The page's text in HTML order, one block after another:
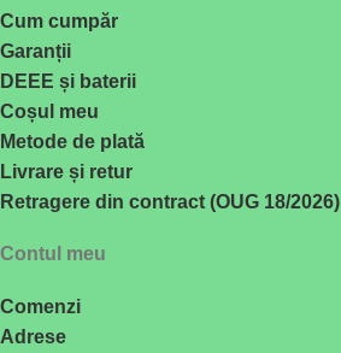
Cum cumpăr
Garanții
DEEE și baterii
Coșul meu
Metode de plată
Livrare și retur
Retragere din contract (OUG 18/2026)
Contul meu
Comenzi
Adrese